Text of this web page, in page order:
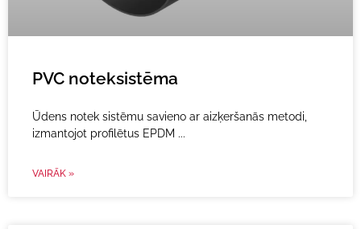
PVC noteksistēma
Ūdens notek sistēmu savieno ar aizķeršanās metodi,
izmantojot profilētus EPDM
VAIRĀK »